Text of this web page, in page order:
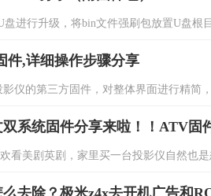
盘进行升级，将bin文件强刷包放置U盘
件,详细操作步骤分享
仪的第三方固件，对整体界面进行精简
系统固件分享来啦！！ATV固
看美剧英剧，家里买一台投影仪自然也
去除？极米z4x去开机广告和